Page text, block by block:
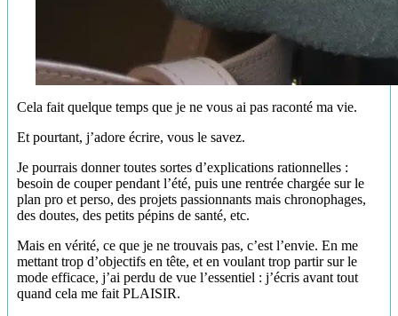
Cela fait quelque temps que je ne vous ai pas raconté ma vie.
Et pourtant, j’adore écrire, vous le savez.
Je pourrais donner toutes sortes d’explications rationnelles :
besoin de couper pendant l’été, puis une rentrée chargée sur le
plan pro et perso, des projets passionnants mais chronophages,
des doutes, des petits pépins de santé, etc.
Mais en vérité, ce que je ne trouvais pas, c’est l’envie. En me
mettant trop d’objectifs en tête, et en voulant trop partir sur le
mode efficace, j’ai perdu de vue l’essentiel : j’écris avant tout
quand cela me fait PLAISIR.